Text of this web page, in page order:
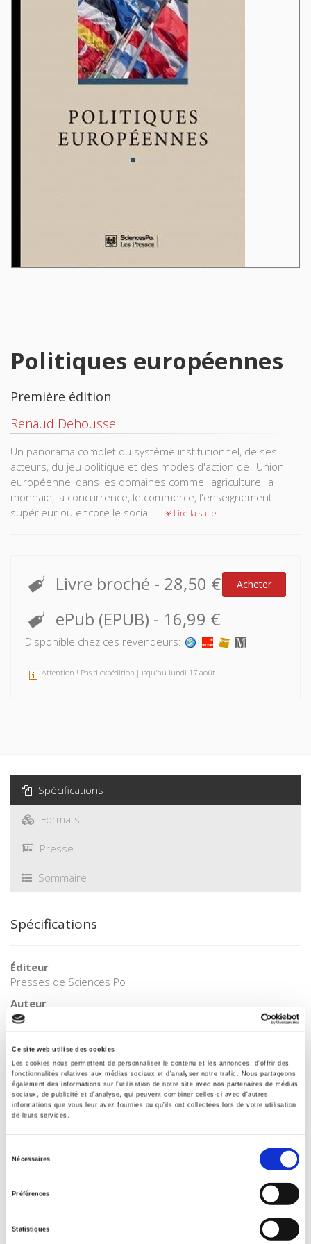
Ce site web utilise des cookies
Les cookies nous permettent de personnaliser le contenu et les annonces, d'offrir des
fonctionnalités relatives aux médias sociaux et d'analyser notre trafic. Nous partageons
également des informations sur l'utilisation de notre site avec nos partenaires de médias
sociaux, de publicité et d'analyse, qui peuvent combiner celles-ci avec d'autres
informations que vous leur avez fournies ou qu'ils ont collectées lors de votre utilisation
de leurs services.
Nécessaires
Préférences
Statistiques
Politiques européennes
Première édition
Renaud Dehousse
Un panorama complet du système institutionnel, de ses
acteurs, du jeu politique et des modes d'action de l'Union
européenne, dans les domaines comme l'agriculture, la
monnaie, la concurrence, le commerce, l'enseignement
supérieur ou encore le social.
Lire la suite
Livre broché - 28,50 € Acheter
ePub (EPUB) - 16,99 €
Disponible chez ces revendeurs:
Attention ! Pas d'expédition jusqu'au lundi 17 août
Spécifications
Formats
Presse
Sommaire
Spécifications
Éditeur
Presses de Sciences Po
Auteur
Renaud Dehousse
Les Manuels
Langue
français
Catégorie (éditeur)
Internet Hierarchy
Politiques européennes
Internet Hierarchy
Internet Hierarchy